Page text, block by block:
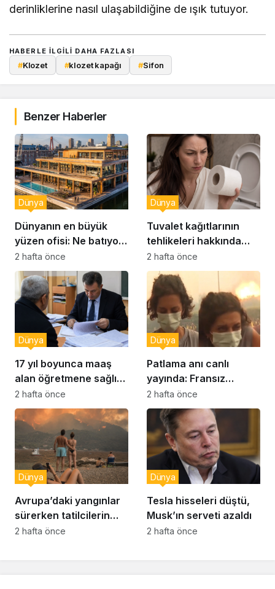
derinliklerine nasıl ulaşabildiğine de ışık tutuyor.
HABERLE ILGILI DAHA FAZLASI
#Klozet #klozet kapağı #Sifon
Benzer Haberler
Dünyanın en büyük
yüzen ofisi: Ne batıyor
ne yerinde kalıyor
Dünya
2 hafta önce
Tuvalet kağıtlarının
tehlikeleri hakkında
yeni uyarılar
Dünya
2 hafta önce
17 yıl boyunca maaş
alan öğretmene sağlık
raporu soruşturması
Dünya
2 hafta önce
Patlama anı canlı
yayında: Fransız
muhabir şaşkın
Dünya
2 hafta önce
Avrupa’daki yangınlar
sürerken tatilcilerin
kayıtsızlığı tepki yarattı
Dünya
2 hafta önce
Tesla hisseleri düştü,
Musk’ın serveti azaldı
Dünya
2 hafta önce